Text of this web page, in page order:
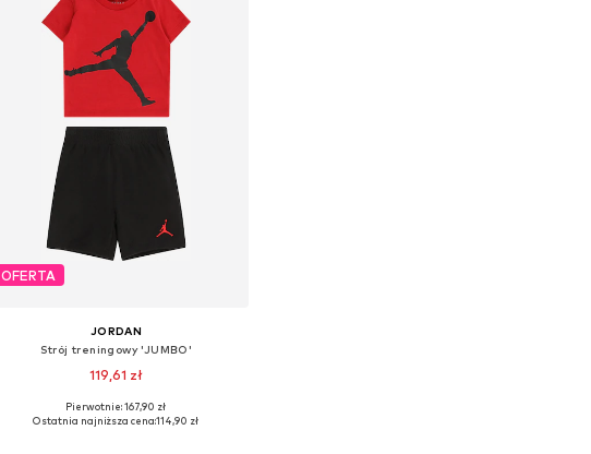
OFERTA
JORDAN
Strój treningowy 'JUMBO'
119,61 zł
Dostępne rozmiary: 80-86
Pierwotnie: 167,90 zł
Ostatnia najniższa cena:114,90 zł